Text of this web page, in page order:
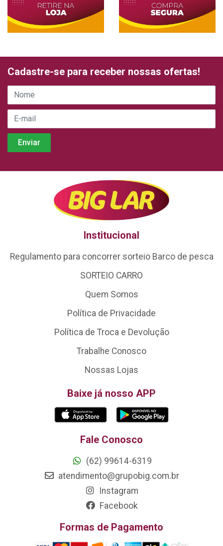
Cadastre-se para receber nossas ofertas!
Institucional
Regulamento para concorrer sorteio Barco de pesca
SORTEIO CARRO
Quem Somos
Política de Privacidade
Política de Troca e Devolução
Trabalhe Conosco
Nossas Lojas
Baixe já nosso APP
Fale Conosco
(62) 99614-6319
atendimento@grupobig.com.br
Instagram
Facebook
Formas de Pagamento